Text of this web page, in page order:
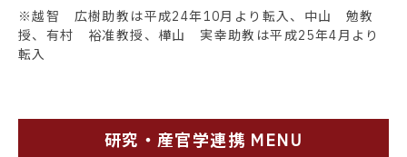
※越智 広樹助教は平成24年10月より転入、中山 勉教
授、有村 裕准教授、樺山 実幸助教は平成25年4月より
転入
研究・産官学連携 MENU